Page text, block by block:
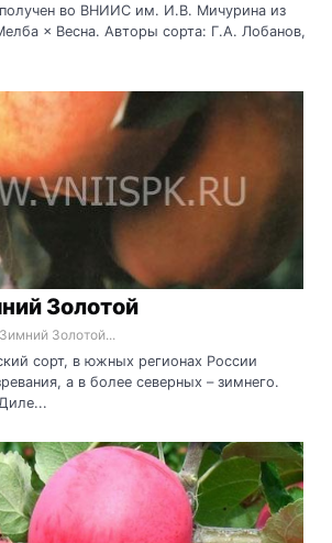
получен во ВНИИС им. И.В. Мичурина из
× Весна. Авторы сорта: Г.А. Лобанов,
Золотой
Золотой...
сорт, в южных регионах России
а в более северных – зимнего.